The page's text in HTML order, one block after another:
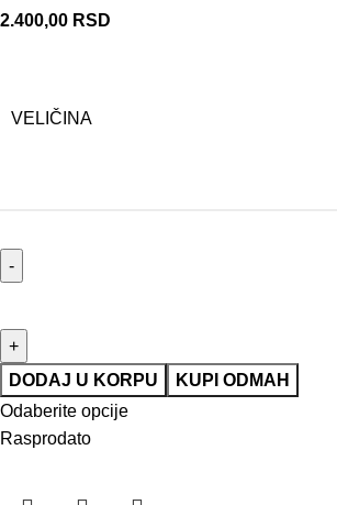
2.400,00 RSD
VELIČINA
DODAJ U KORPU
KUPI ODMAH
Odaberite opcije
Rasprodato